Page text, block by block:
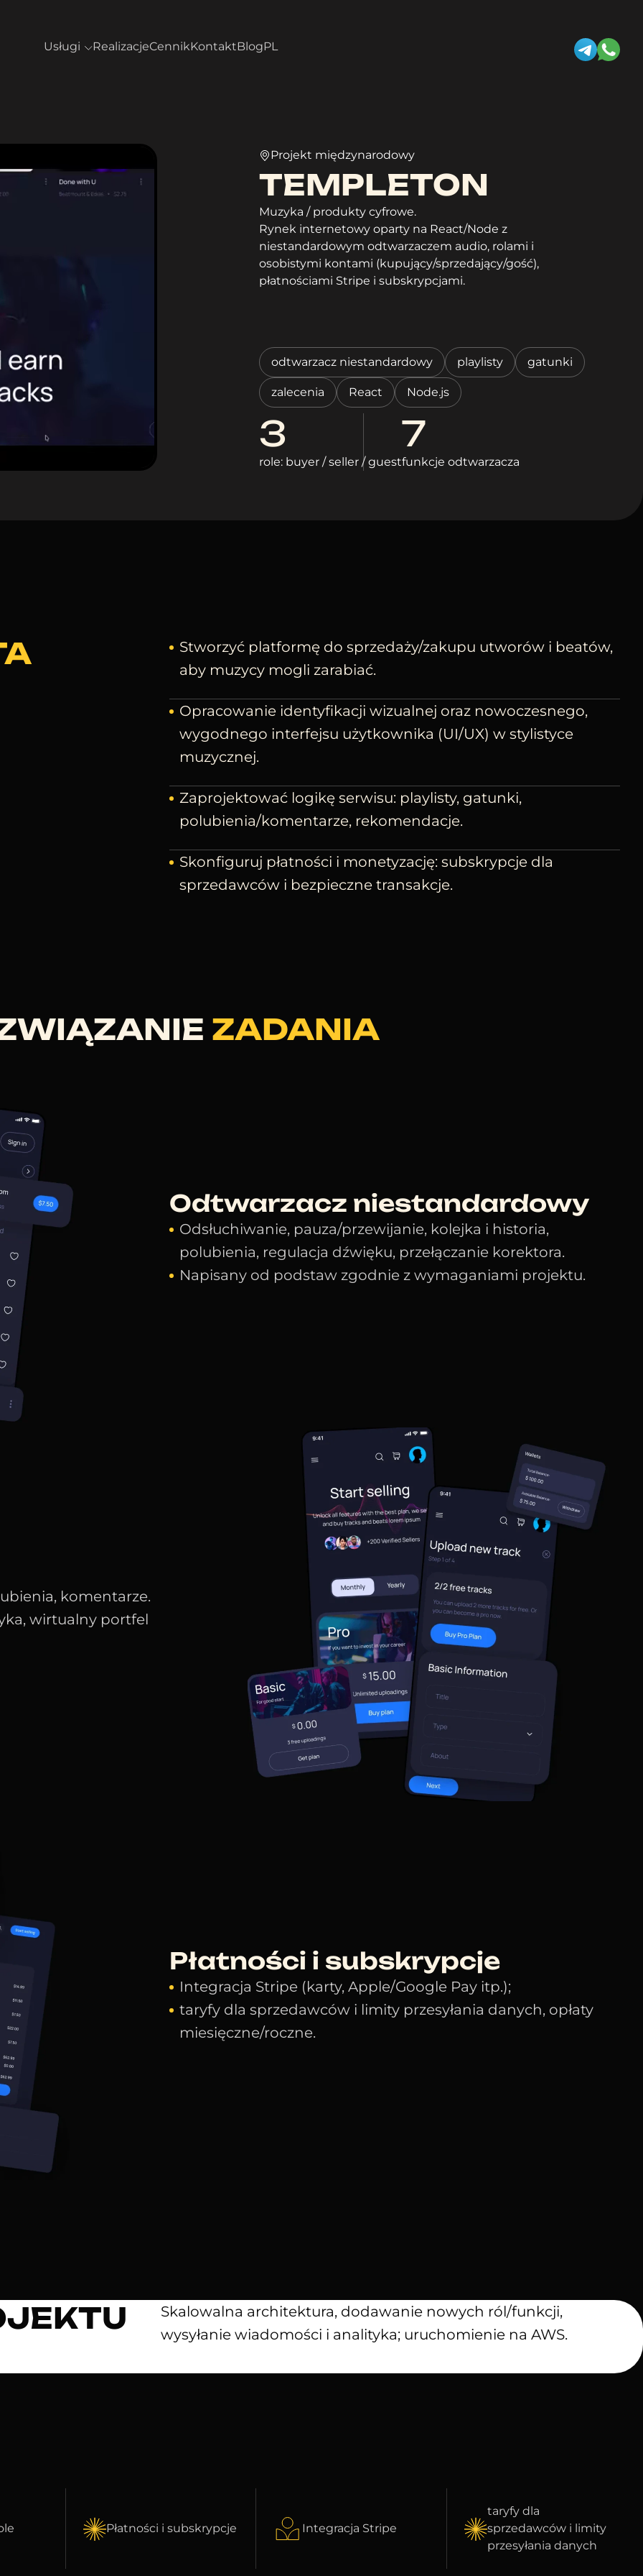
Usługi RealizacjeCennikKontaktBlogPL
Projekt międzynarodowy
TEMPLETON
Muzyka / produkty cyfrowe.
Rynek internetowy oparty na React/Node z
niestandardowym odtwarzaczem audio, rolami i
osobistymi kontami (kupujący/sprzedający/gość),
płatnościami Stripe i subskrypcjami.
odtwarzacz niestandardowy playlisty gatunki
zalecenia React Node.js
3
role: buyer / seller / guest
7
funkcje odtwarzacza
Stworzyć platformę do sprzedaży/zakupu utworów i beatów,
aby muzycy mogli zarabiać.
Opracowanie identyfikacji wizualnej oraz nowoczesnego,
wygodnego interfejsu użytkownika (UI/UX) w stylistyce
muzycznej.
Zaprojektować logikę serwisu: playlisty, gatunki,
polubienia/komentarze, rekomendacje.
Skonfiguruj płatności i monetyzację: subskrypcje dla
sprzedawców i bezpieczne transakcje.
ZADANIA
Odtwarzacz niestandardowy
Odsłuchiwanie, pauza/przewijanie, kolejka i historia,
polubienia, regulacja dźwięku, przełączanie korektora.
Napisany od podstaw zgodnie z wymaganiami projektu.
komentarze.
wirtualny portfel
Płatności i subskrypcje
Integracja Stripe (karty, Apple/Google Pay itp.);
taryfy dla sprzedawców i limity przesyłania danych, opłaty
miesięczne/roczne.
Skalowalna architektura, dodawanie nowych ról/funkcji,
wysyłanie wiadomości i analityka; uruchomienie na AWS.
Płatności i subskrypcje Integracja Stripe
taryfy dla
sprzedawców i limity
przesyłania danych